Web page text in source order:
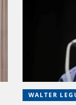
WALTER